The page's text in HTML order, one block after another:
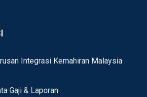
Integrasi Kemahiran Malaysia
Gaji & Laporan